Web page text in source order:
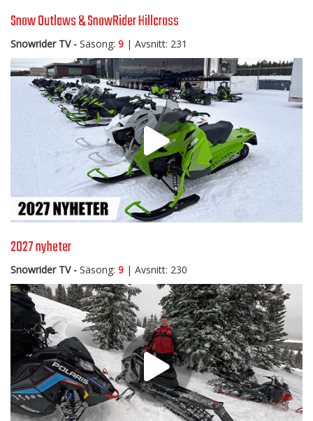
Snow Outlaws & SnowRider Hillcross
Snowrider TV - Säsong: 9 | Avsnitt: 231
2027 nyheter
Snowrider TV - Säsong: 9 | Avsnitt: 230